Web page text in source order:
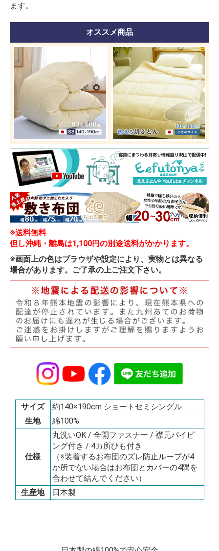
ます。
オススメ商品
※送料無料
但し沖縄・離島は1,100円の別途送料がかかります。
※画面上の色はブラウザや設定により、実物とは異なる
場合があります。ご了承の上ご注文下さい。
サイズ
約140×190cm ショートセミシングル
生地
綿100%
仕様
丸洗いOK / 全開ファスナー / 襟元パイピ
ング付き / 4カ所ひも付き
（※装着するお布団のズレ防止ループが4
か所でない場合はお布団とカバーの4隅を
合わせて結んでください）
生産地
日本製